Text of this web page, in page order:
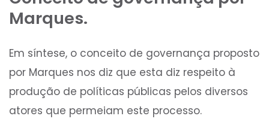
Marques.
Em síntese, o conceito de governança proposto
por Marques nos diz que esta diz respeito à
produção de políticas públicas pelos diversos
atores que permeiam este processo.